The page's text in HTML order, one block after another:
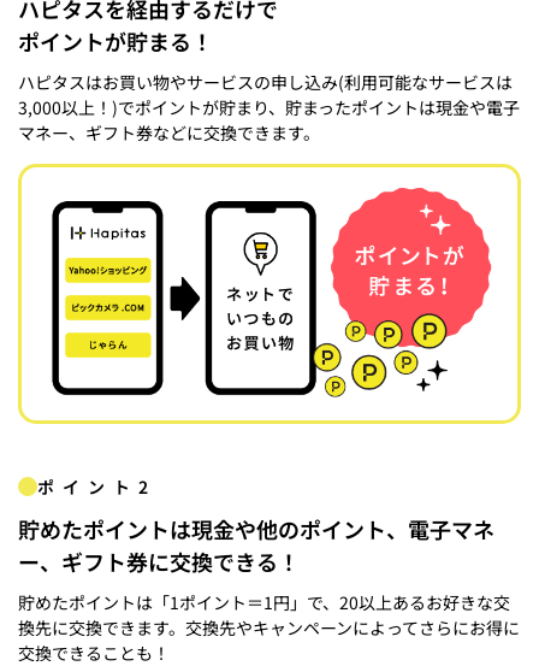
ハピタスを経由するだけで
ポイントが貯まる！
ハピタスはお買い物やサービスの申し込み(利用可能なサービスは
3,000以上！)でポイントが貯まり、貯まったポイントは現金や電子
マネー、ギフト券などに交換できます。
ポイント2
貯めたポイントは現金や他のポイント、電子マネ
ー、ギフト券に交換できる！
貯めたポイントは「1ポイント＝1円」で、20以上あるお好きな交
換先に交換できます。交換先やキャンペーンによってさらにお得に
交換できることも！